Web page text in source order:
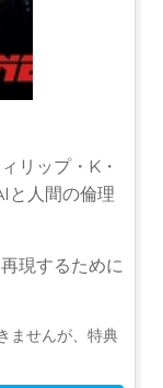
リップ・K・
と人間の倫理
現するために
ませんが、特典